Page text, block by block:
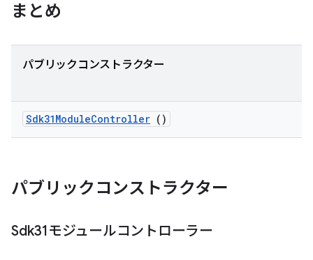
まとめ
パブリックコンストラクター
Sdk31ModuleController ()
パブリックコンストラクター
Sdk31モジュールコントローラー